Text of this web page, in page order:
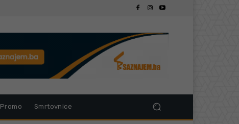
Promo Smrtovnice